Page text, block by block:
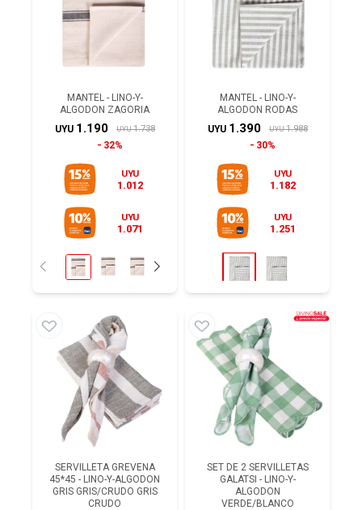
MANTEL - LINO-Y-
ALGODON ZAGORIA
UYU 1.190 UYU 1.738
32%
UYU
1.012
UYU
1.071
MANTEL - LINO-Y-
ALGODON RODAS
UYU 1.390 UYU 1.988
30%
UYU
1.182
UYU
1.251
SERVILLETA GREVENA
45*45 - LINO-Y-ALGODON
GRIS GRIS/CRUDO GRIS
CRUDO
SET DE 2 SERVILLETAS
GALATSI - LINO-Y-
ALGODON
VERDE/BLANCO